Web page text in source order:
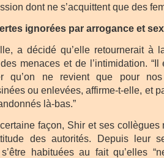
dont ne s’acquittent que des
ignorées par arrogance et
a décidé qu’elle retournerait à
menaces et de l’intimidation.
qu’on ne revient que pour
ou enlevées, affirme-t-elle, et
là-bas.”
certaine façon, Shir et ses
des autorités. Depuis leur
habituées au fait qu’elles